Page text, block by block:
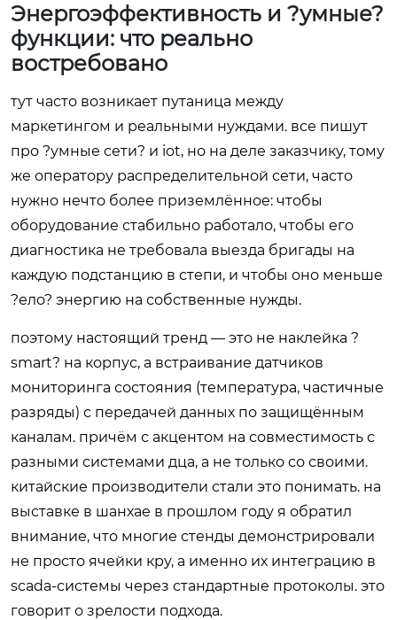
Энергоэффективность и ?умные?
функции: что реально
востребовано
тут часто возникает путаница между
маркетингом и реальными нуждами. все пишут
про ?умные сети? и iot, но на деле заказчику, тому
же оператору распределительной сети, часто
нужно нечто более приземлённое: чтобы
оборудование стабильно работало, чтобы его
диагностика не требовала выезда бригады на
каждую подстанцию в степи, и чтобы оно меньше
?ело? энергию на собственные нужды.
поэтому настоящий тренд — это не наклейка ?
smart? на корпус, а встраивание датчиков
мониторинга состояния (температура, частичные
разряды) с передачей данных по защищённым
каналам. причём с акцентом на совместимость с
разными системами дца, а не только со своими.
китайские производители стали это понимать. на
выставке в шанхае в прошлом году я обратил
внимание, что многие стенды демонстрировали
не просто ячейки кру, а именно их интеграцию в
scada-системы через стандартные протоколы. это
говорит о зрелости подхода.